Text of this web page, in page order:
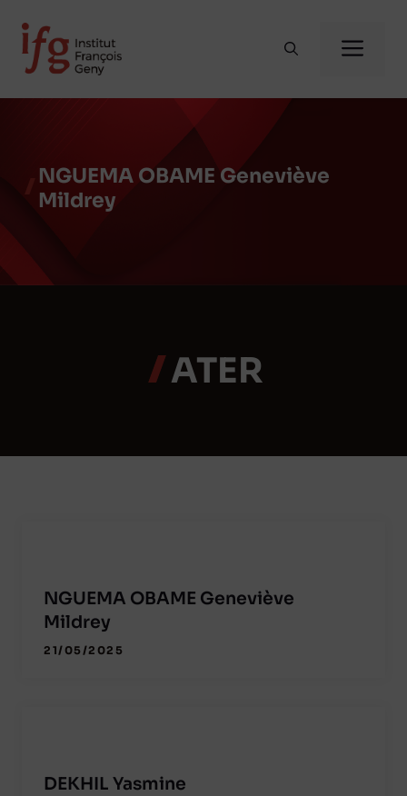
contenu
NGUEMA OBAME Geneviève
Mildrey
ATER
NGUEMA OBAME Geneviève
Mildrey
21/05/2025
DEKHIL Yasmine